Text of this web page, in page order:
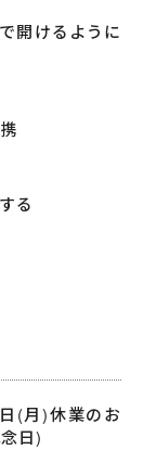
開けるように
る
(月)休業のお
日)